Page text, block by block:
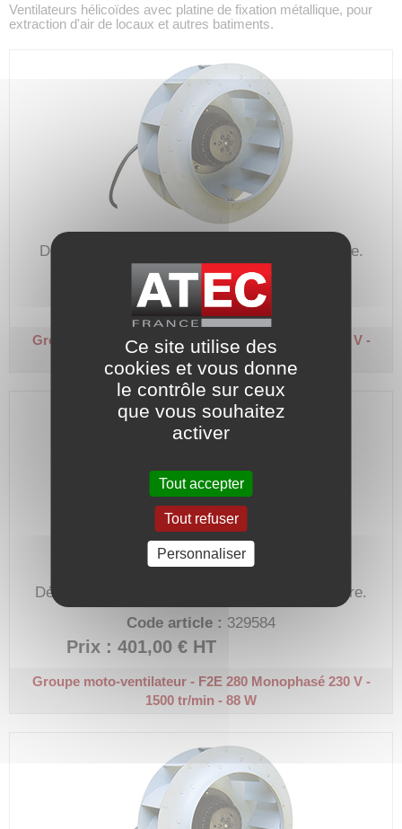
Ventilateurs hélicoïdes avec platine de fixation métallique, pour
extraction d'air de locaux et autres batiments.
Débit max. : 870 m³/h
Sens de rotation : horaire.
Code article :329576
Prix : 268,80 €HT
Groupe moto-ventilateur - F2E 250 Monophasé 230 V -
1500 tr/min - 50 W
Débit max. : 1350 m³/h
Sens de rotation : horaire.
Code article : 329584
Prix : 401,00 € HT
Groupe moto-ventilateur - F2E 280Monophasé 230 V -
1500 tr/min - 88 W
Ce site utilise des
cookies et vous donne
le contrôle sur ceux
que vous souhaitez
activer
Tout accepter
Tout refuser
Personnaliser